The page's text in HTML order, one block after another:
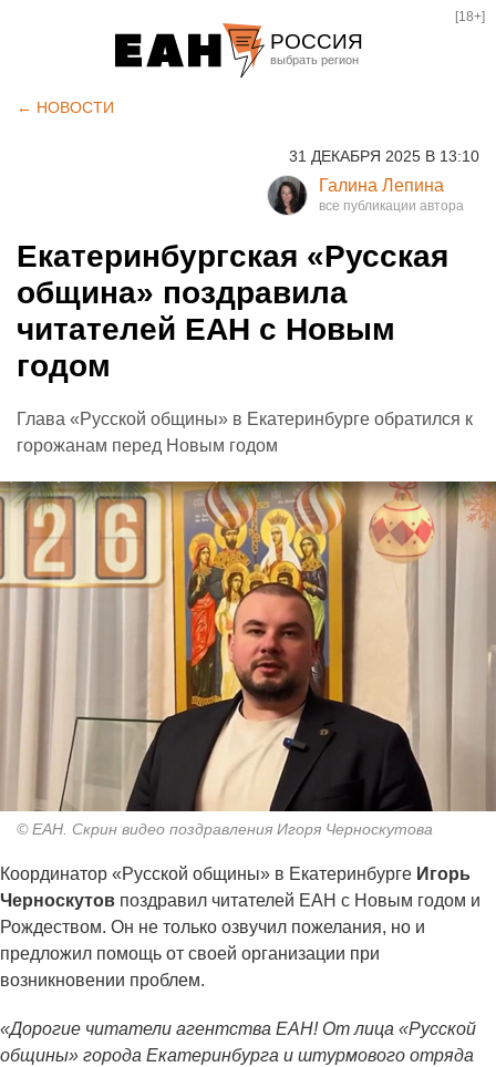
РОССИЯ
Курган
Оренбург
[18+]
← НОВОСТИ
31 ДЕКАБРЯ 2025 В 13:10
Галина Лепина
Екатеринбургская «Русская
община» поздравила
читателей ЕАН с Новым
годом
Глава «Русской общины» в Екатеринбурге обратился к
горожанам перед Новым годом
© ЕАН. Скрин видео поздравления Игоря Черноскутова
Координатор «Русской общины» в Екатеринбурге Игорь
Черноскутов поздравил читателей ЕАН с Новым годом и
Рождеством. Он не только озвучил пожелания, но и
предложил помощь от своей организации при
возникновении проблем.
«Дорогие читатели агентства ЕАН! От лица «Русской
общины» города Екатеринбурга и штурмового отряда